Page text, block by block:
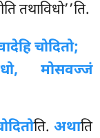
तथाविधो’’ति.
चोदितो;
मोसवज्जं
ति. अथाति